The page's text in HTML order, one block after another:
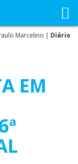
Marcelino | Diário
EM